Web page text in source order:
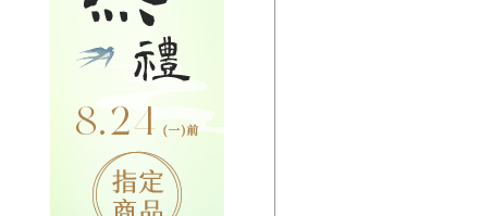
(聯播)東STOP！一起趣台東-阿娟